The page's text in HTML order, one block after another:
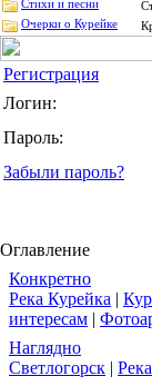
Стихи и песни
Очерки о Курейке
Регистрация
Логин:
Пароль:
Забыли пароль?
Оглавление
Конкретно
Река Курейка |
интересам |
Наглядно
Светлогорск |